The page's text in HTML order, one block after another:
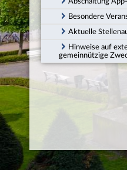
Besondere
Aktuelle
Hinweise auf
gemeinnützige